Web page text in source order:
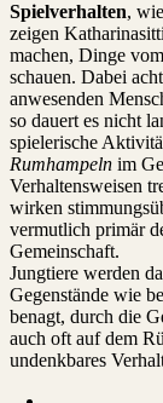
Spielverhalten,
zeigen
machen, Dinge
schauen. Dabei
anwesenden
so dauert es nicht
spielerische
Rumhampeln im
Verhaltensweisen
wirken
vermutlich primär
Gemeinschaft.
Jungtiere werden
Gegenstände wie
benagt, durch die
auch oft auf dem
undenkbares